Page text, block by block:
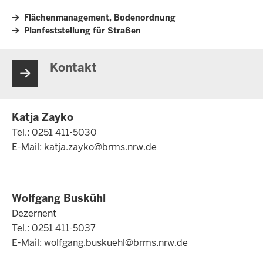
Flächenmanagement, Bodenordnung
Planfeststellung für Straßen
Kontakt
Katja Zayko
Tel.: 0251 411-5030
E-Mail: katja.zayko@brms.nrw.de
Wolfgang Buskühl
Dezernent
Tel.: 0251 411-5037
E-Mail: wolfgang.buskuehl@brms.nrw.de